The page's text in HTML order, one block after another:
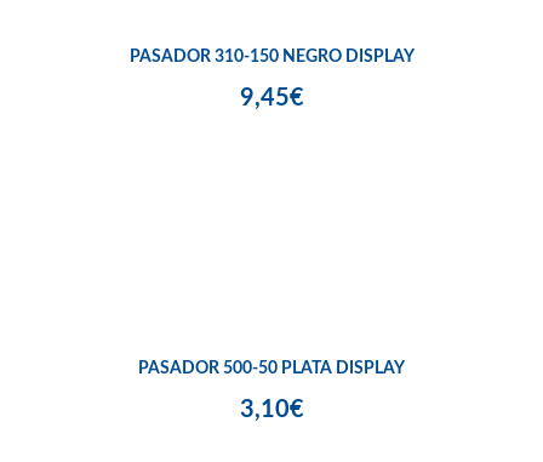
PASADOR 310-150 NEGRO DISPLAY
9,45€
PASADOR 500-50 PLATA DISPLAY
3,10€